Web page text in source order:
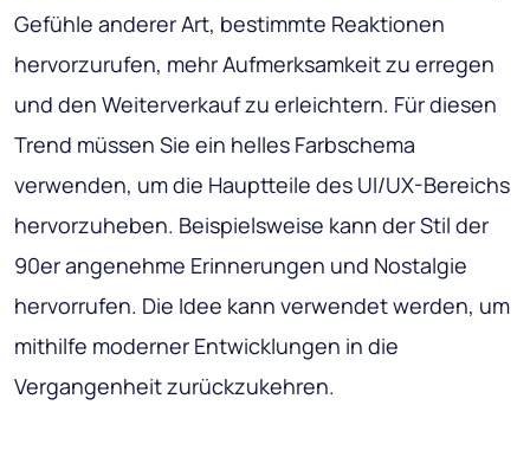
Gefühle anderer Art, bestimmte Reaktionen
hervorzurufen, mehr Aufmerksamkeit zu erregen
und den Weiterverkauf zu erleichtern. Für diesen
Trend müssen Sie ein helles Farbschema
verwenden, um die Hauptteile des UI/UX-Bereichs
hervorzuheben. Beispielsweise kann der Stil der
90er angenehme Erinnerungen und Nostalgie
hervorrufen. Die Idee kann verwendet werden, um
mithilfe moderner Entwicklungen in die
Vergangenheit zurückzukehren.